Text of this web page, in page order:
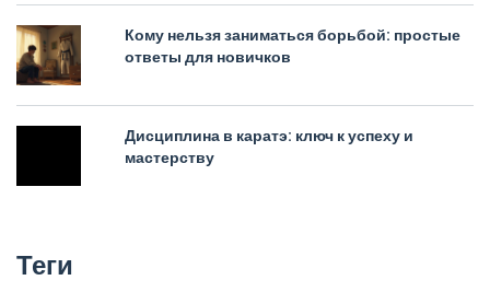
Кому нельзя заниматься борьбой: простые
ответы для новичков
Дисциплина в каратэ: ключ к успеху и
мастерству
Теги